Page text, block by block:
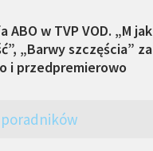
ABO w TVP VOD. „M jak
„Barwy szczęścia” za
i przedpremierowo
poradników